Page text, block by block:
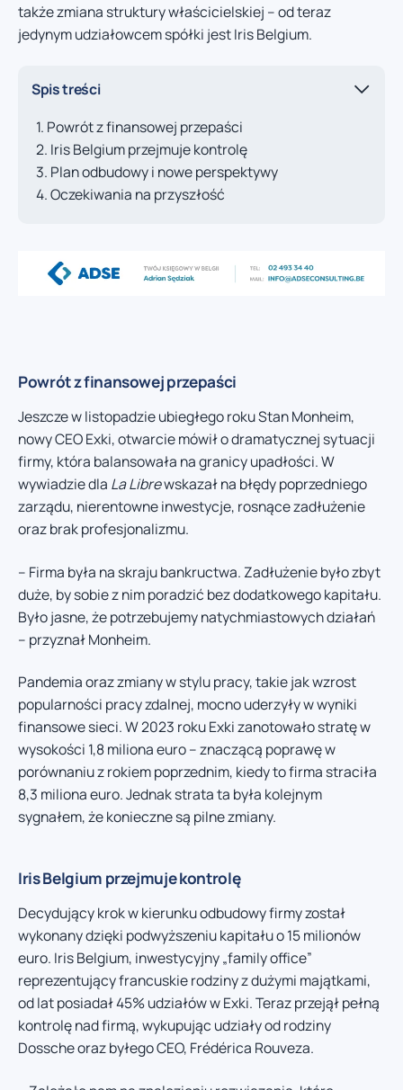
także zmiana struktury właścicielskiej – od teraz
jedynym udziałowcem spółki jest Iris Belgium.
Spis treści
Powrót z finansowej przepaści
Iris Belgium przejmuje kontrolę
Plan odbudowy i nowe perspektywy
Oczekiwania na przyszłość
Powrót z finansowej przepaści
Jeszcze w listopadzie ubiegłego roku Stan Monheim,
nowy CEO Exki, otwarcie mówił o dramatycznej sytuacji
firmy, która balansowała na granicy upadłości. W
wywiadzie dla La Librewskazał na błędy poprzedniego
zarządu, nierentowne inwestycje, rosnące zadłużenie
oraz brak profesjonalizmu.
– Firma była na skraju bankructwa. Zadłużenie było zbyt
duże, by sobie z nim poradzić bez dodatkowego kapitału.
Było jasne, że potrzebujemy natychmiastowych działań
– przyznał Monheim.
Pandemia oraz zmiany w stylu pracy, takie jak wzrost
popularności pracy zdalnej, mocno uderzyły w wyniki
finansowe sieci. W 2023 roku Exki zanotowało stratę w
wysokości 1,8 miliona euro – znaczącą poprawę w
porównaniu z rokiem poprzednim, kiedy to firma straciła
8,3 miliona euro. Jednak strata ta była kolejnym
sygnałem, że konieczne są pilne zmiany.
Iris Belgium przejmuje kontrolę
Decydujący krok w kierunku odbudowy firmy został
wykonany dzięki podwyższeniu kapitału o 15 milionów
euro. Iris Belgium, inwestycyjny „family office”
reprezentujący francuskie rodziny z dużymi majątkami,
od lat posiadał 45% udziałów w Exki. Teraz przejął pełną
kontrolę nad firmą, wykupując udziały od rodziny
Dossche oraz byłego CEO, Frédérica Rouveza.